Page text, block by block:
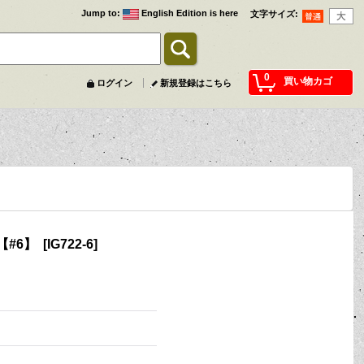
文字サイズ:
Jump to: English Edition is here
0 買い物カゴ
ログイン 新規登録はこちら
#6】 [IG722-6]